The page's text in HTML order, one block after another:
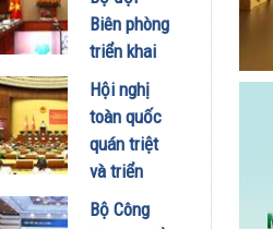
01/08/2026
sống tổ
chức Cuộc
Khỏe Đẹp
Hơn” lần
thứ 5 để
khuyến
khích mọi
Biên phòng
triển khai
phương
hướng,
nhiệm vụ
trọng tâm
8/2026
Hội nghị
toàn quốc
quán triệt
và triển
khai thực
Bộ Công